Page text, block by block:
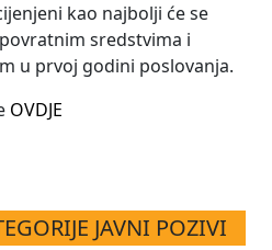
kao najbolji će se
sredstvima i
u prvoj godini poslovanja.
OVDJE
JAVNI POZIVI